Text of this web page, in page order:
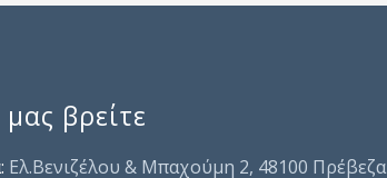
βρείτε
Ελ.Βενιζέλου & Μπαχούμη 2, 48100 Πρέβεζα